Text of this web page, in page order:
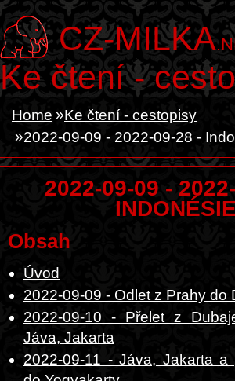
CZ-MILKA
Ke čtení -
Home
Ke čtení - cestopisy
2022-09-09 - 2022-09-28 -
2022-09-09 -
INDONÉSIE
Obsah
Úvod
2022-09-09 - Odlet z Prahy do
2022-09-10 - Přelet z
Jáva, Jakarta
2022-09-11 - Jáva, Jakarta